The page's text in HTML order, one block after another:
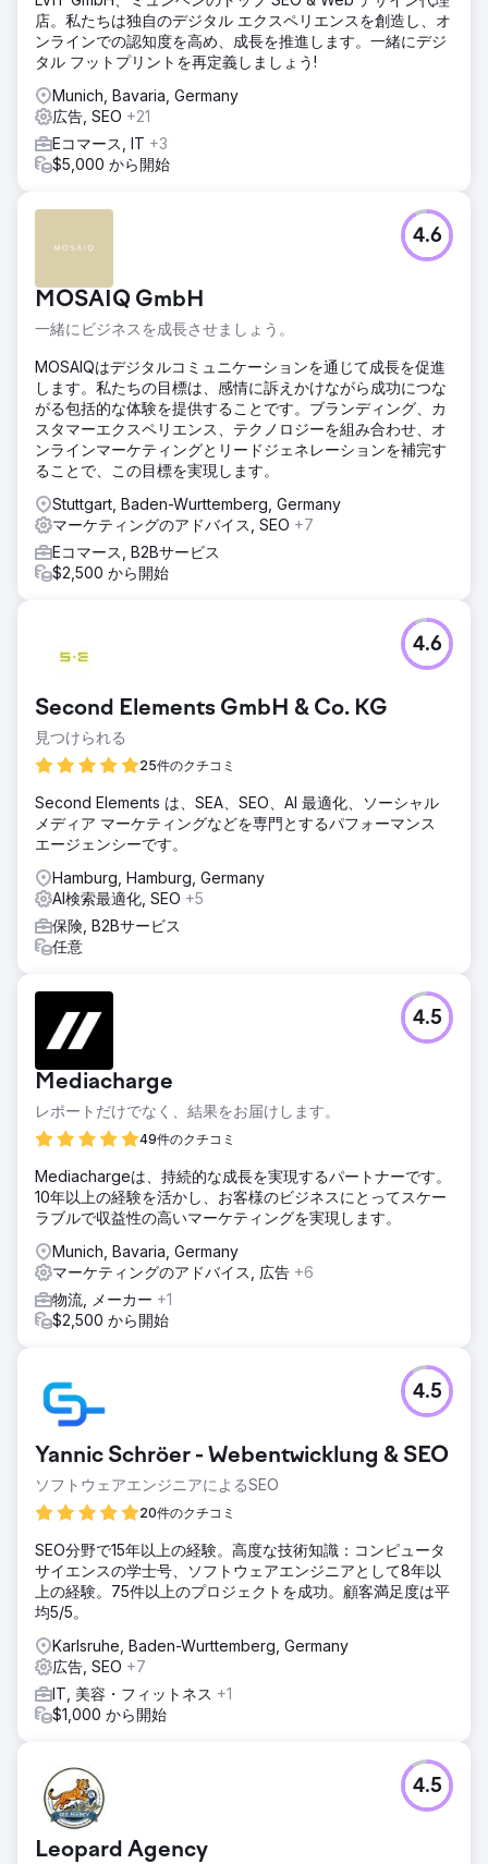
店。私たちは独自のデジタル エクスペリエンスを創造し、オ
ンラインでの認知度を高め、成長を推進します。一緒にデジ
タル フットプリントを再定義しましょう!
Munich, Bavaria, Germany
広告, SEO +21
Eコマース, IT +3
$5,000 から開始
MOSAIQ GmbH
一緒にビジネスを成長させましょう。
4.6
MOSAIQはデジタルコミュニケーションを通じて成長を促進
します。私たちの目標は、感情に訴えかけながら成功につな
がる包括的な体験を提供することです。ブランディング、カ
スタマーエクスペリエンス、テクノロジーを組み合わせ、オ
ンラインマーケティングとリードジェネレーションを補完す
ることで、この目標を実現します。
Stuttgart, Baden-Wurttemberg, Germany
マーケティングのアドバイス, SEO +7
Eコマース, B2Bサービス
$2,500 から開始
Second Elements GmbH & Co. KG
見つけられる
25件のクチコミ
4.6
Second Elements は、SEA、SEO、AI 最適化、ソーシャル
メディア マーケティングなどを専門とするパフォーマンス
エージェンシーです。
Hamburg, Hamburg, Germany
AI検索最適化, SEO +5
保険, B2Bサービス
任意
Mediacharge
レポートだけでなく、結果をお届けします。
49件のクチコミ
4.5
Mediachargeは、持続的な成長を実現するパートナーです。
10年以上の経験を活かし、お客様のビジネスにとってスケー
ラブルで収益性の高いマーケティングを実現します。
Munich, Bavaria, Germany
マーケティングのアドバイス, 広告 +6
物流, メーカー +1
$2,500 から開始
Yannic Schröer - Webentwicklung & SEO
ソフトウェアエンジニアによるSEO
20件のクチコミ
4.5
SEO分野で15年以上の経験。高度な技術知識：コンピュータ
サイエンスの学士号、ソフトウェアエンジニアとして8年以
上の経験。75件以上のプロジェクトを成功。顧客満足度は平
均5/5。
Karlsruhe, Baden-Wurttemberg, Germany
広告, SEO +7
IT, 美容・フィットネス +1
$1,000 から開始
Leopard Agency
4.5